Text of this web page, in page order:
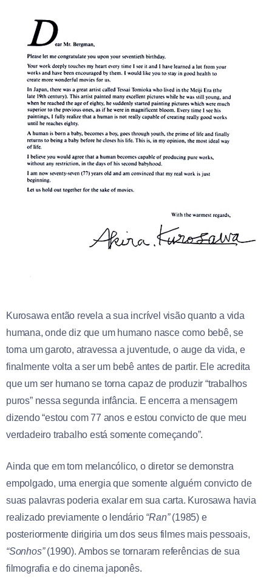
Kurosawa então revela a sua incrível visão quanto a vida
humana, onde diz que um humano nasce como bebê, se
torna um garoto, atravessa a juventude, o auge da vida, e
finalmente volta a ser um bebê antes de partir. Ele acredita
que um ser humano se torna capaz de produzir “trabalhos
puros” nessa segunda infância. E encerra a mensagem
dizendo “estou com 77 anos e estou convicto de que meu
verdadeiro trabalho está somente começando”.
Ainda que em tom melancólico, o diretor se demonstra
empolgado, uma energia que somente alguém convicto de
suas palavras poderia exalar em sua carta. Kurosawa havia
realizado previamente o lendário “Ran”(1985) e
posteriormente dirigiria um dos seus filmes mais pessoais,
“Sonhos”(1990). Ambos se tornaram referências de sua
filmografia e do cinema japonês.